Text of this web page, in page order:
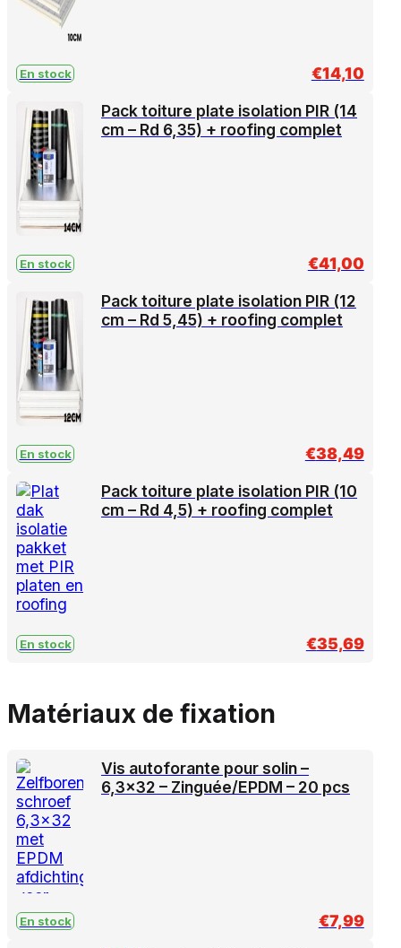
En stock €14,10
Pack toiture plate isolation PIR (14
cm – Rd 6,35) + roofing complet
En stock €41,00
Pack toiture plate isolation PIR (12
cm – Rd 5,45) + roofing complet
En stock €38,49
Pack toiture plate isolation PIR (10
cm – Rd 4,5) + roofing complet
En stock €35,69
Matériaux de fixation
Vis autoforante pour solin –
6,3×32 – Zinguée/EPDM – 20 pcs
En stock €7,99